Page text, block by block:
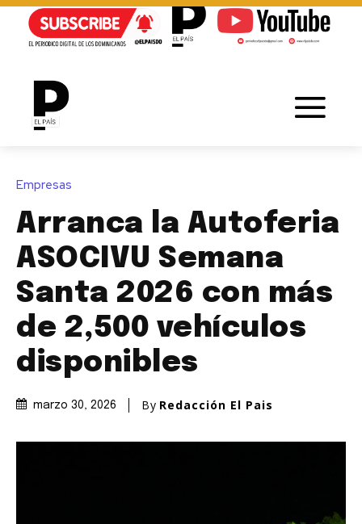
Empresas
Arranca la Autoferia
ASOCIVU Semana
Santa 2026 con más
de 2,500 vehículos
disponibles
marzo 30, 2026 By Redacción El Pais